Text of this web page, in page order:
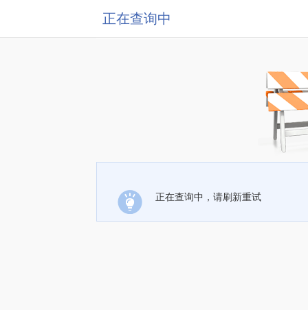
正在查询中
正在查询中，请刷新重试